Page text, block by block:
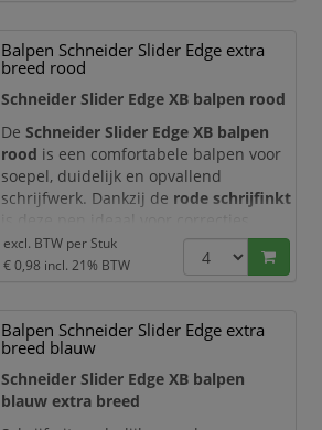
De BIC Cristal Fine heeft eenfijne
schrijfpunt van 0,8 mm
en een
lijnbreedte van circa 0,3 mm
Daardoor schri
Balpen Schneider Slider Edge extra
breed rood
Schneider Slider Edge XB balpen rood
DeSchneider Slider Edge XB balpen
rood is een comfortabele balpen voor
soepel, duidelijk en opvallend
schrijfwerk. Dankzij de rode schrijfinkt
aantekeningen, markeringen,
beoordelingen, controlewerk,
dagelijks gebruik opkantoor, school,
receptie, administratie, magazijn,
balie en thuiswerkplek.
Deze
excl. BTW per Stuk
€ 0,98 incl. 21% BTW
Balpen Schneider Slider Edge extra
breed blauw
Schneider Slider Edge XB balpen
blauw extra breed